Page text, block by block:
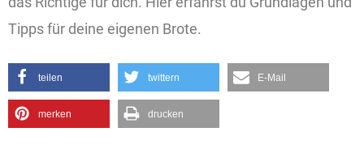
Tipps für deine eigenen Brote.
teilen twittern E-Mail
merken drucken